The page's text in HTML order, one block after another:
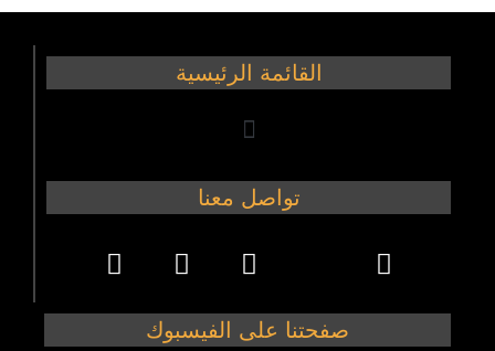
القائمة الرئيسية
تواصل معنا
صفحتنا على الفيسبوك